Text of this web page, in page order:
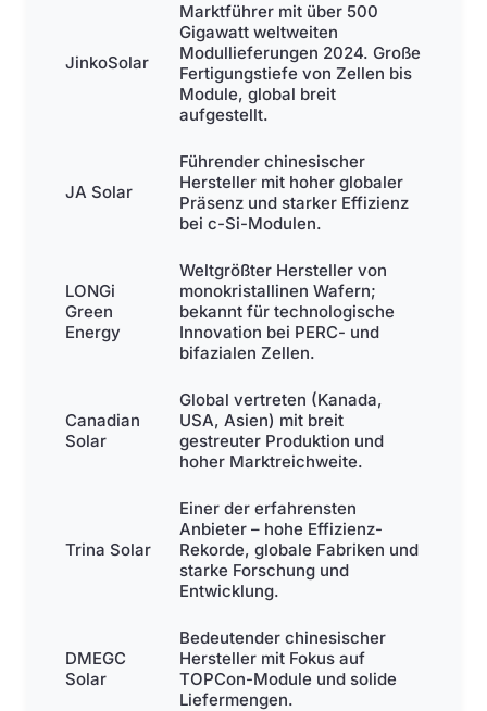
JinkoSolar
Marktführer mit über 500
Gigawatt weltweiten
Modullieferungen 2024. Große
Fertigungstiefe von Zellen bis
Module, global breit
aufgestellt.
JA Solar
Führender chinesischer
Hersteller mit hoher globaler
Präsenz und starker Effizienz
bei c-Si-Modulen.
LONGi
Green
Energy
Weltgrößter Hersteller von
monokristallinen Wafern;
bekannt für technologische
Innovation bei PERC- und
bifazialen Zellen.
Canadian
Solar
Global vertreten (Kanada,
USA, Asien) mit breit
gestreuter Produktion und
hoher Marktreichweite.
Trina Solar
Einer der erfahrensten
Anbieter – hohe Effizienz-
Rekorde, globale Fabriken und
starke Forschung und
Entwicklung.
DMEGC
Solar
Bedeutender chinesischer
Hersteller mit Fokus auf
TOPCon-Module und solide
Liefermengen.